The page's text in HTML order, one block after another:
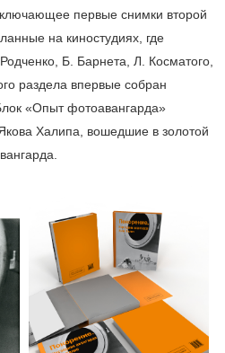
первые снимки второй
на киностудиях, где
Б. Барнета, Л. Косматого,
раздела впервые собран
«Опыт фотоавангарда»
Халипа, вошедшие в золотой